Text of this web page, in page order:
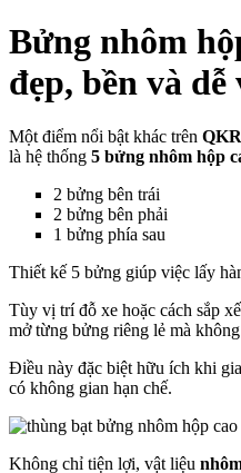
Bửng nhôm
đẹp, bền và dễ
Một điểm nổi bật khác trên
là hệ thống 5 bửng nhôm hộp
2 bửng bên trái
2 bửng bên phải
1 bửng phía sau
Thiết kế 5 bửng giúp việc lấy
Tùy vị trí đỗ xe hoặc cách sắp
mở từng bửng riêng lẻ mà
Điều này đặc biệt hữu ích khi
có không gian hạn chế.
Không chỉ tiện lợi, vật liệu